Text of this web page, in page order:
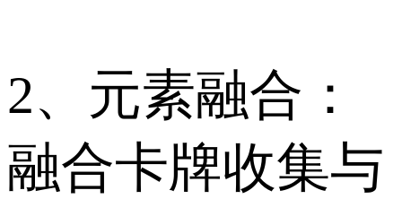
2、元素融合：
融合卡牌收集与